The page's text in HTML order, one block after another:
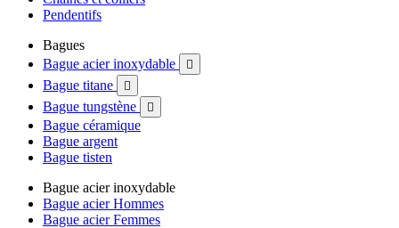
Pendentifs
Bagues
Bague acier inoxydable

Bague titane 
Bague tungstène 
Bague céramique
Bague argent
Bague tisten
Bague acier inoxydable
Bague acier Hommes
Bague acier Femmes